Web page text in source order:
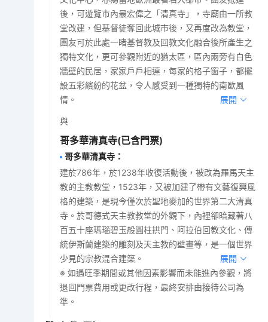
後，可遊覽市內最宏偉之「清真寺」，寺廟由一所教
堂改建，但基督徒奪回此城市後，又再度改為教堂，
團友可於此處一睹基督教及回教文化融合後所產生之
獨特文化，更可參觀附近的猶太區，區內兩旁有白色
牆壁的民居，家家戶戶相連，每家的格子窗子，都擺
設五彩繽紛的花盆，令人感受到一種獨特的南歐風
情。
展開
與
哥多華清真寺(已含門票)
哥多華清真寺 ：
建於786年，於1238年收復活動後，被改為羅馬天主
教的主教教堂，1523年，又被加建了帶有文藝復興風
格的建築，是現今僅次於聖地麥加的世界第二大清真
寺。於哥德式天主教教堂的外觀下，內裡卻暗藏著八
百五十座瑪瑙碧玉般圓柱拱門、阿拉伯回教文化、傳
統伊斯蘭建築的雕刻及天主教的壁畫等，是一個世界
少見的宗教混合建築。
展開
※ 如遇旺季期間或其他因素影響而未能進內參觀，將
退回門票費用或更改行程，最終安排由接待公司為
準。